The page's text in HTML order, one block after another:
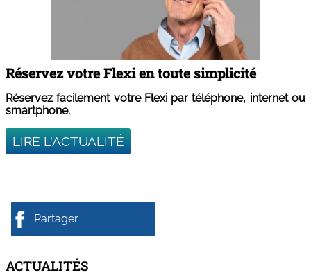
Réservez votre Flexi en toute simplicité
Réservez facilement votre Flexi par téléphone, internet ou
smartphone.
LIRE L'ACTUALITÉ
Partager
ACTUALITÉS